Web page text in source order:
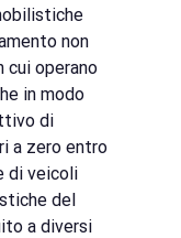
non
cui operano
in modo
di
a zero entro
di veicoli
del
a diversi